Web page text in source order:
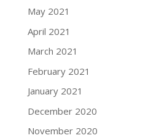
May 2021
April 2021
March 2021
February 2021
January 2021
December 2020
November 2020